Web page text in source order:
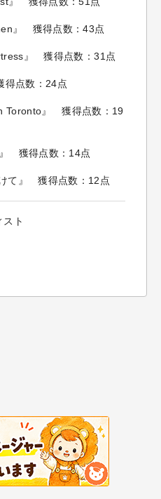
』 獲得点数：43点
』 獲得点数：31点
点数：24点
Toronto』 獲得点数：19
獲得点数：14点
て』 獲得点数：12点
ト